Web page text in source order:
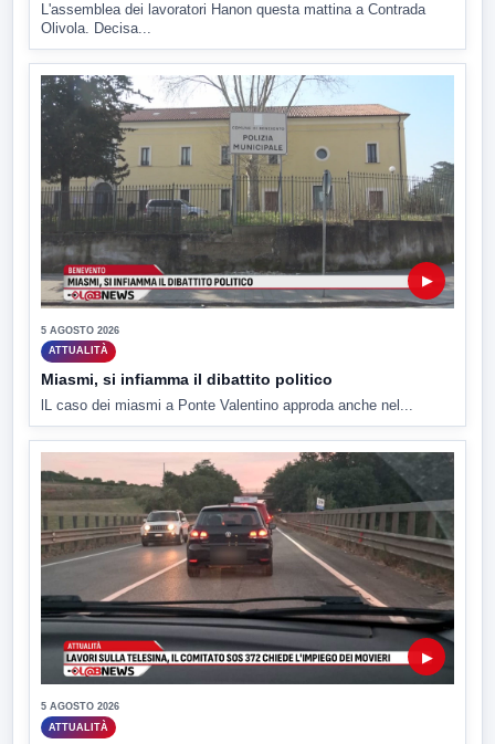
L'assemblea dei lavoratori Hanon questa mattina a Contrada
Olivola. Decisa...
▶
5 AGOSTO 2026
ATTUALITÀ
Miasmi, si infiamma il dibattito politico
lL caso dei miasmi a Ponte Valentino approda anche nel...
▶
5 AGOSTO 2026
ATTUALITÀ